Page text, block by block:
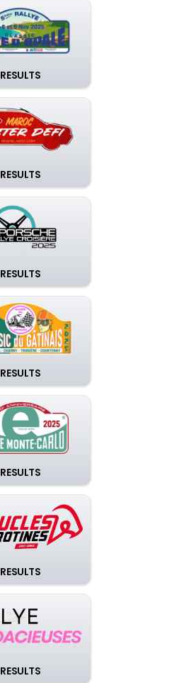
RESULTS
RESULTS
RESULTS
RESULTS
RESULTS
RESULTS
RESULTS